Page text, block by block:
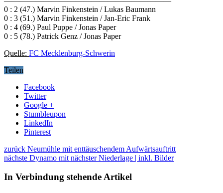
0 : 2 (47.) Marvin Finkenstein / Lukas Baumann
0 : 3 (51.) Marvin Finkenstein / Jan-Eric Frank
0 : 4 (69.) Paul Puppe / Jonas Paper
0 : 5 (78.) Patrick Genz / Jonas Paper
Quelle: FC Mecklenburg-Schwerin
Teilen
Facebook
Twitter
Google +
Stumbleupon
LinkedIn
Pinterest
zurück Neumühle mit enttäuschendem Aufwärtsauftritt
nächste Dynamo mit nächster Niederlage | inkl. Bilder
In Verbindung stehende Artikel